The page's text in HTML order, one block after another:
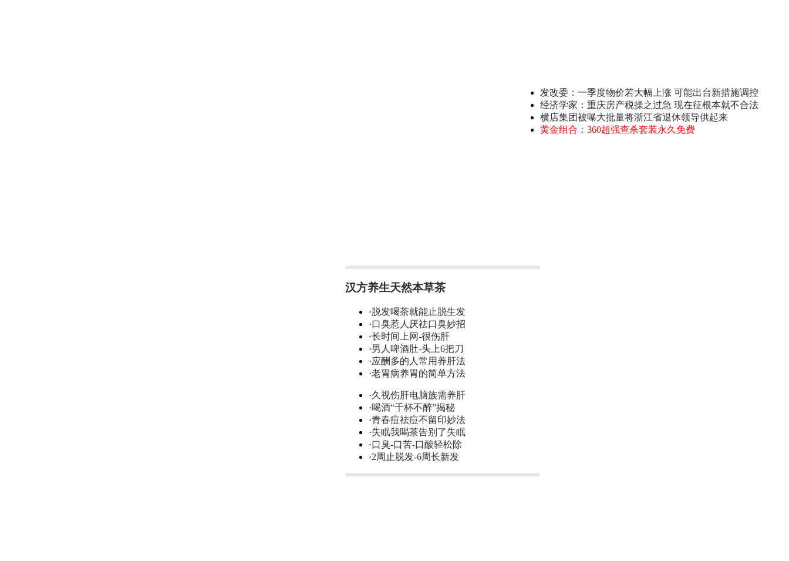
发改委：一季度物价若大幅上涨 可能出台新措施调控
经济学家：重庆房产税操之过急 现在征根本就不合法
横店集团被曝大批量将浙江省退休领导供起来
黄金组合：360超强查杀套装永久免费
汉方养生天然本草茶
·脱发喝茶就能止脱生发
·口臭惹人厌祛口臭妙招
·长时间上网-很伤肝
·男人啤酒肚-头上6把刀
·应酬多的人常用养肝法
·老胃病养胃的简单方法
·久视伤肝电脑族需养肝
·喝酒“千杯不醉”揭秘
·青春痘祛痘不留印妙法
·失眠我喝茶告别了失眠
·口臭-口苦-口酸轻松除
·2周止脱发-6周长新发